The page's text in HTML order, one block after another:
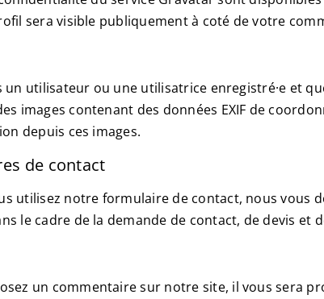
sera visible publiquement à coté de votre
un utilisateur ou une utilisatrice enregistré·e et
images contenant des données EXIF de
depuis ces images.
de contact
utilisez notre formulaire de contact, nous vous
le cadre de la demande de contact, de devis
un commentaire sur notre site, il vous sera